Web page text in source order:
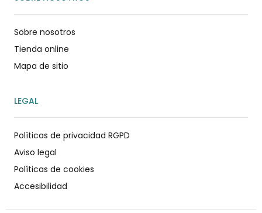
Sobre nosotros
Tienda online
Mapa de sitio
LEGAL
Políticas de privacidad RGPD
Aviso legal
Políticas de cookies
Accesibilidad